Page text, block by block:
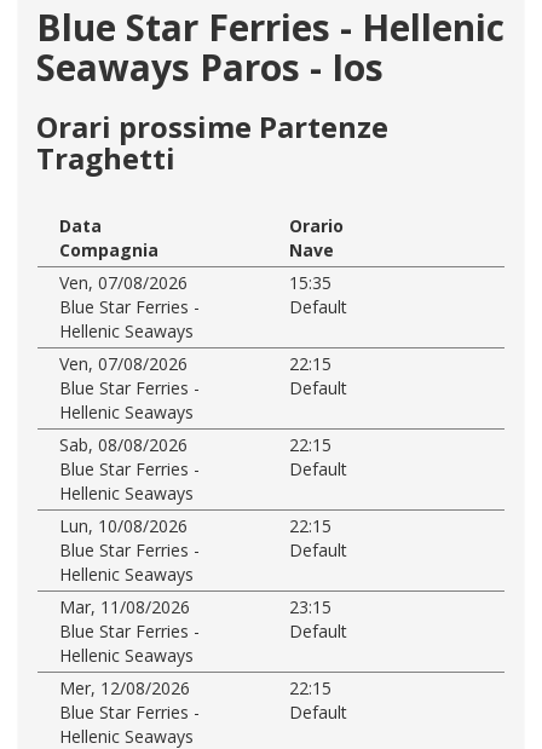
Blue Star Ferries - Hellenic
Seaways Paros - Ios
Orari prossime Partenze
Traghetti
Data
Orario
Compagnia
Nave
Ven, 07/08/2026
15:35
Blue Star Ferries -
Hellenic Seaways
Default
Ven, 07/08/2026
22:15
Blue Star Ferries -
Hellenic Seaways
Default
Sab, 08/08/2026
22:15
Blue Star Ferries -
Hellenic Seaways
Default
Lun, 10/08/2026
22:15
Blue Star Ferries -
Hellenic Seaways
Default
Mar, 11/08/2026
23:15
Blue Star Ferries -
Hellenic Seaways
Default
Mer, 12/08/2026
22:15
Blue Star Ferries -
Hellenic Seaways
Default